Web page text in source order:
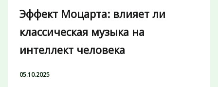
Эффект Моцарта: влияет ли
классическая музыка на
интеллект человека
05.10.2025